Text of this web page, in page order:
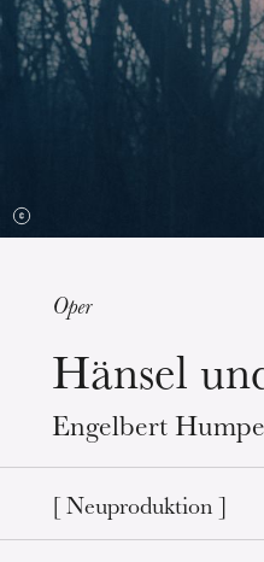
Mittwoch
Oper
Hänsel
Engelbert
[ Neuproduktion ]